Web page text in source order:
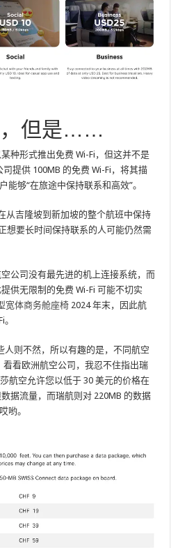
，但是……
种形式推出免费 Wi-Fi，但这并不是
提供 100MB 的免费 Wi-Fi，将其描
能够“在旅途中保持联系和高效”。
从吉隆坡到新加坡的整个航班中保持
想要长时间保持联系的人可能仍然需
公司没有最先进的机上连接系统，而
供无限制的免费 Wi-Fi 可能不切实
宽体商务舱座椅 2024 年末，因此航
人则不然，所以有趣的是，不同航空
看欧洲航空公司，我忍不住指出瑞
航空允许您以低于 30 美元的价格在
据流量，而瑞航则对 220MB 的数据
哟。